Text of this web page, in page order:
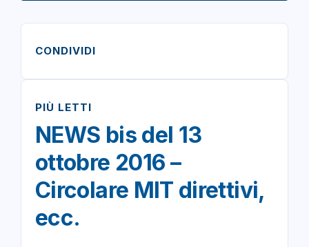
CONDIVIDI
PIÙ LETTI
NEWS bis del 13
ottobre 2016 –
Circolare MIT direttivi,
ecc.